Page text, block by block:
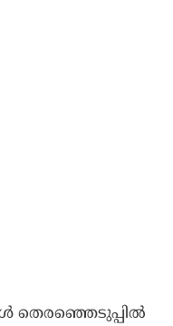
തെരഞ്ഞെടുപ്പില്‍